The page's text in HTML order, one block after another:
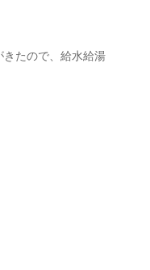
きたので、給水給湯